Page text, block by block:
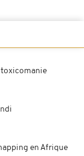
en Afrique